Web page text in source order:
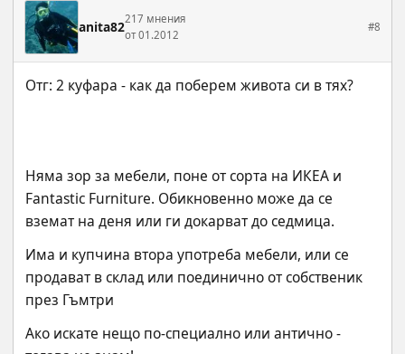
anita82217 мнения
от 01.2012
#8
Няма зор за мебели, поне от сорта на ИКЕА и
Fantastic Furniture. Обикновенно може да се
вземат на деня или ги докарват до седмица.
Има и купчина втора употреба мебели, или се
продават в склад или поединично от собственик
през Гъмтри
Ако искате нещо по-специално или антично -